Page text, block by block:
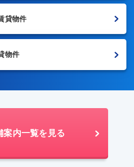
貸物件
物件
案内一覧を見る